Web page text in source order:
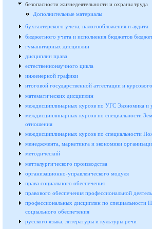
безопасности жизнедеятельности и охраны труда
Дополнительные материалы
бухгалтерского учета, налогообложения и аудита
бюджетного учета и исполнения бюджетов
гуманитарных дисциплин
дисциплин права
естественнонаучного цикла
инженерной графики
итоговой государственной аттестации и
математических дисциплин
междисциплинарных курсов по УГС Экономика и
междисциплинарных курсов по специальности
отношения
междисциплинарных курсов по специальности
менеджмента, маркетинга и экономики
методический
метталургического производства
организационно-управленческого модуля
права социального обеспечения
правового обеспечения профессиональной
профессиональных дисциплин по специальности
социального обеспечения
русского языка, литературы и культуры речи